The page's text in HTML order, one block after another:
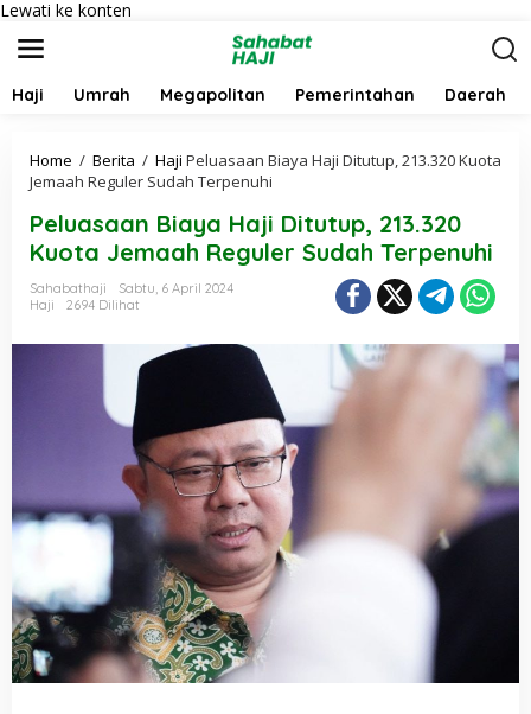
Lewati ke konten
Haji Umrah Megapolitan Pemerintahan Daerah
Home / Berita / Haji Peluasaan Biaya Haji Ditutup, 213.320 Kuota
Jemaah Reguler Sudah Terpenuhi
Peluasaan Biaya Haji Ditutup, 213.320
Kuota Jemaah Reguler Sudah Terpenuhi
Sahabathaji
Sabtu, 6 April 2024
Haji
2694 Dilihat